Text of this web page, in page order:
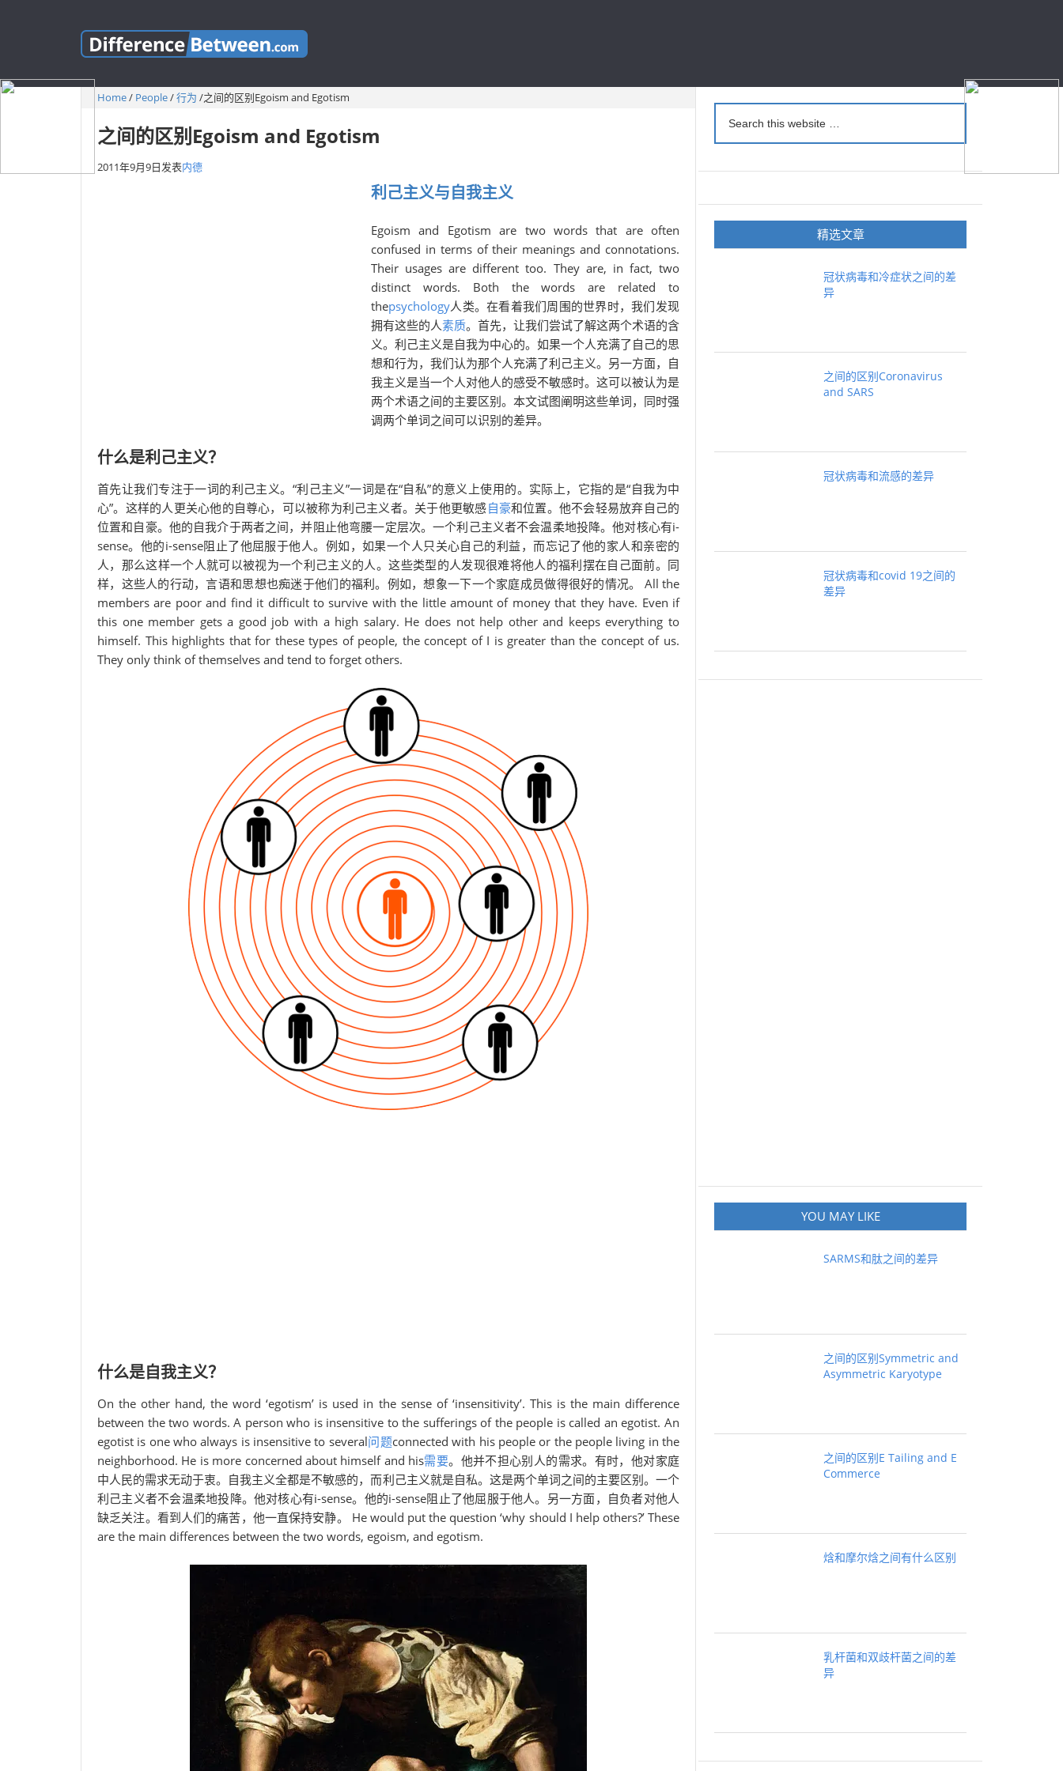
Home/ People/行为 /之间的区别Egoism and Egotism
之间的区别Egoism and Egotism
2011年9月9日发表内德
利己主义与自我主义
Egoism and Egotism are two words that are often
confused in terms of their meanings and connotations.
Their usages are different too. They are, in fact, two
distinct words. Both the words are related to
thepsychology人类。在看着我们周围的世界时，我们发现
拥有这些的人素质。首先，让我们尝试了解这两个术语的含
义。利己主义是自我为中心的。如果一个人充满了自己的思
想和行为，我们认为那个人充满了利己主义。另一方面，自
我主义是当一个人对他人的感受不敏感时。这可以被认为是
两个术语之间的主要区别。本文试图阐明这些单词，同时强
调两个单词之间可以识别的差异。
什么是利己主义？
首先让我们专注于一词的利己主义。“利己主义”一词是在“自私”的意义上使用的。实际上，它指的是“自我为中
心”。这样的人更关心他的自尊心，可以被称为利己主义者。关于他更敏感自豪和位置。他不会轻易放弃自己的
位置和自豪。他的自我介于两者之间，并阻止他弯腰一定层次。一个利己主义者不会温柔地投降。他对核心有i-
sense。他的i-sense阻止了他屈服于他人。例如，如果一个人只关心自己的利益，而忘记了他的家人和亲密的
人，那么这样一个人就可以被视为一个利己主义的人。这些类型的人发现很难将他人的福利摆在自己面前。同
样，这些人的行动，言语和思想也痴迷于他们的福利。例如，想象一下一个家庭成员做得很好的情况。 All the
members are poor and find it difficult to survive with the little amount of money that they have. Even if
this one member gets a good job with a high salary. He does not help other and keeps everything to
himself. This highlights that for these types of people, the concept of I is greater than the concept of us.
They only think of themselves and tend to forget others.
什么是自我主义？
On the other hand, the word ‘egotism’ is used in the sense of ‘insensitivity’. This is the main difference
between the two words. A person who is insensitive to the sufferings of the people is called an egotist. An
egotist is one who always is insensitive to several问题connected with his people or the people living in the
neighborhood. He is more concerned about himself and his需要。他并不担心别人的需求。有时，他对家庭
中人民的需求无动于衷。自我主义全都是不敏感的，而利己主义就是自私。这是两个单词之间的主要区别。一个
利己主义者不会温柔地投降。他对核心有i-sense。他的i-sense阻止了他屈服于他人。另一方面，自负者对他人
缺乏关注。看到人们的痛苦，他一直保持安静。 He would put the question ‘why should I help others?’ These
are the main differences between the two words, egoism, and egotism.
精选文章
冠状病毒和冷症状之间的差
异
之间的区别Coronavirus
and SARS
冠状病毒和流感的差异
冠状病毒和covid 19之间的
差异
YOU MAY LIKE
SARMS和肽之间的差异
之间的区别Symmetric and
Asymmetric Karyotype
之间的区别E Tailing and E
Commerce
焓和摩尔焓之间有什么区别
乳杆菌和双歧杆菌之间的差
异